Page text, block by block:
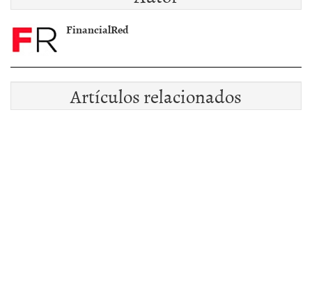
FinancialRed
Artículos relacionados